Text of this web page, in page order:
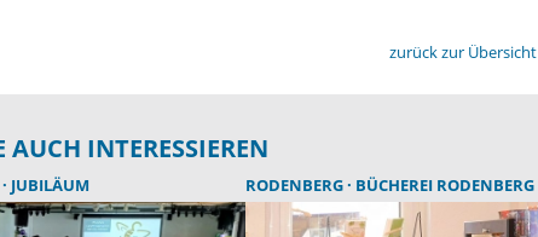
zurück zur Übersicht
INTERESSIEREN
JUBILÄUM RODENBERG BÜCHEREI RODENBERG